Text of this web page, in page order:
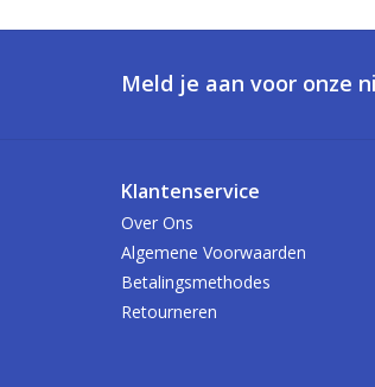
Meld je aan voor onze
Klantenservice
Over Ons
Algemene Voorwaarden
Betalingsmethodes
Retourneren